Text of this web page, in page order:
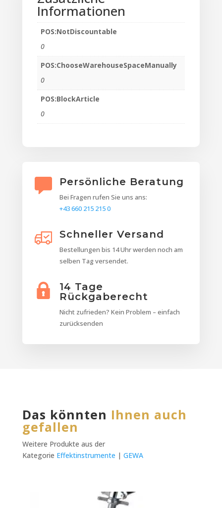
Informationen
POS:NotDiscountable
0
POS:ChooseWarehouseSpaceManually
0
POS:BlockArticle
0
Persönliche Beratung
Bei Fragen rufen Sie uns ans:
+43 660 215 215 0
Schneller Versand
Bestellungen bis 14 Uhr werden noch am
selben Tag versendet.
14 Tage
Rückgaberecht
Nicht zufrieden? Kein Problem – einfach
zurücksenden
Das könnten Ihnen auch
gefallen
Weitere Produkte aus der
Kategorie Effektinstrumente | GEWA